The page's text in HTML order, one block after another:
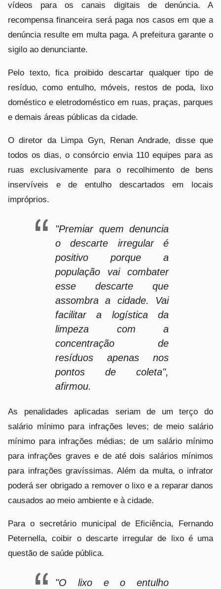
vídeos para os canais digitais de denúncia. A
recompensa financeira será paga nos casos em que a
denúncia resulte em multa paga. A prefeitura garante o
sigilo ao denunciante.
Pelo texto, fica proibido descartar qualquer tipo de
resíduo, como entulho, móveis, restos de poda, lixo
doméstico e eletrodoméstico em ruas, praças, parques
e demais áreas públicas da cidade.
O diretor da Limpa Gyn, Renan Andrade, disse que
todos os dias, o consórcio envia 110 equipes para as
ruas exclusivamente para o recolhimento de bens
inservíveis e de entulho descartados em locais
impróprios.
"Premiar quem denuncia
o descarte irregular é
positivo porque a
população vai combater
esse descarte que
assombra a cidade. Vai
facilitar a logística da
limpeza com a
concentração de
resíduos apenas nos
pontos de coleta",
afirmou.
As penalidades aplicadas seriam de um terço do
salário mínimo para infrações leves; de meio salário
mínimo para infrações médias; de um salário mínimo
para infrações graves e de até dois salários mínimos
para infrações gravíssimas. Além da multa, o infrator
poderá ser obrigado a remover o lixo e a reparar danos
causados ao meio ambiente e à cidade.
Para o secretário municipal de Eficiência, Fernando
Peternella, coibir o descarte irregular de lixo é uma
questão de saúde pública.
"O lixo e o entulho